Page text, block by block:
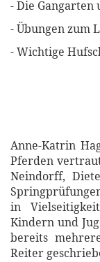
- Die Gangarten
- Übungen zum
- Wichtige
Anne-Katrin
Pferden
Neindorff,
in
Kindern und
bereits
Reiter